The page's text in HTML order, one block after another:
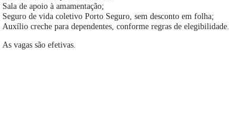
Sala de apoio à amamentação;
Seguro de vida coletivo Porto Seguro, sem desconto em folha;
Auxílio creche para dependentes, conforme regras de elegibilidade.
As vagas são efetivas.